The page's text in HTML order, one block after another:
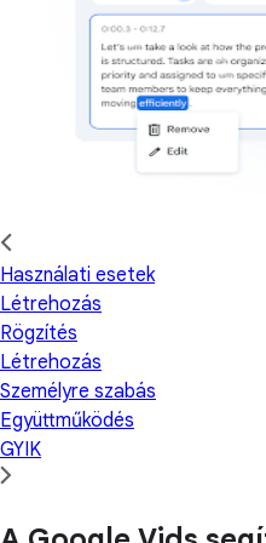
Használati esetek
Létrehozás
Rögzítés
Létrehozás
Személyre szabás
Együttműködés
GYIK